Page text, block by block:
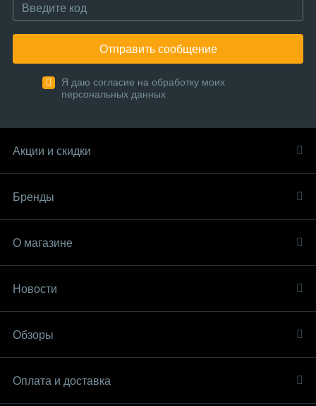
Отправить сообщение
Я даю согласие на обработку моих
персональных данных
Акции и скидки
Бренды
О магазине
Новости
Обзоры
Оплата и доставка